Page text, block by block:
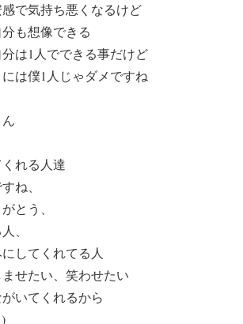
で気持ち悪くなるけど
も想像できる
は1人でできる事だけど
は僕1人じゃダメですね
れる人達
ね、
とう、
、
してくれてる人
せたい、笑わせたい
いてくれるから